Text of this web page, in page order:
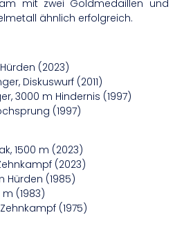
mit zwei Goldmedaillen und
ähnlich erfolgreich.
Hürden (2023)
Diskuswurf (2011)
3000 m Hindernis (1997)
(1997)
1500 m (2023)
(2023)
Hürden (1985)
(1983)
(1975)